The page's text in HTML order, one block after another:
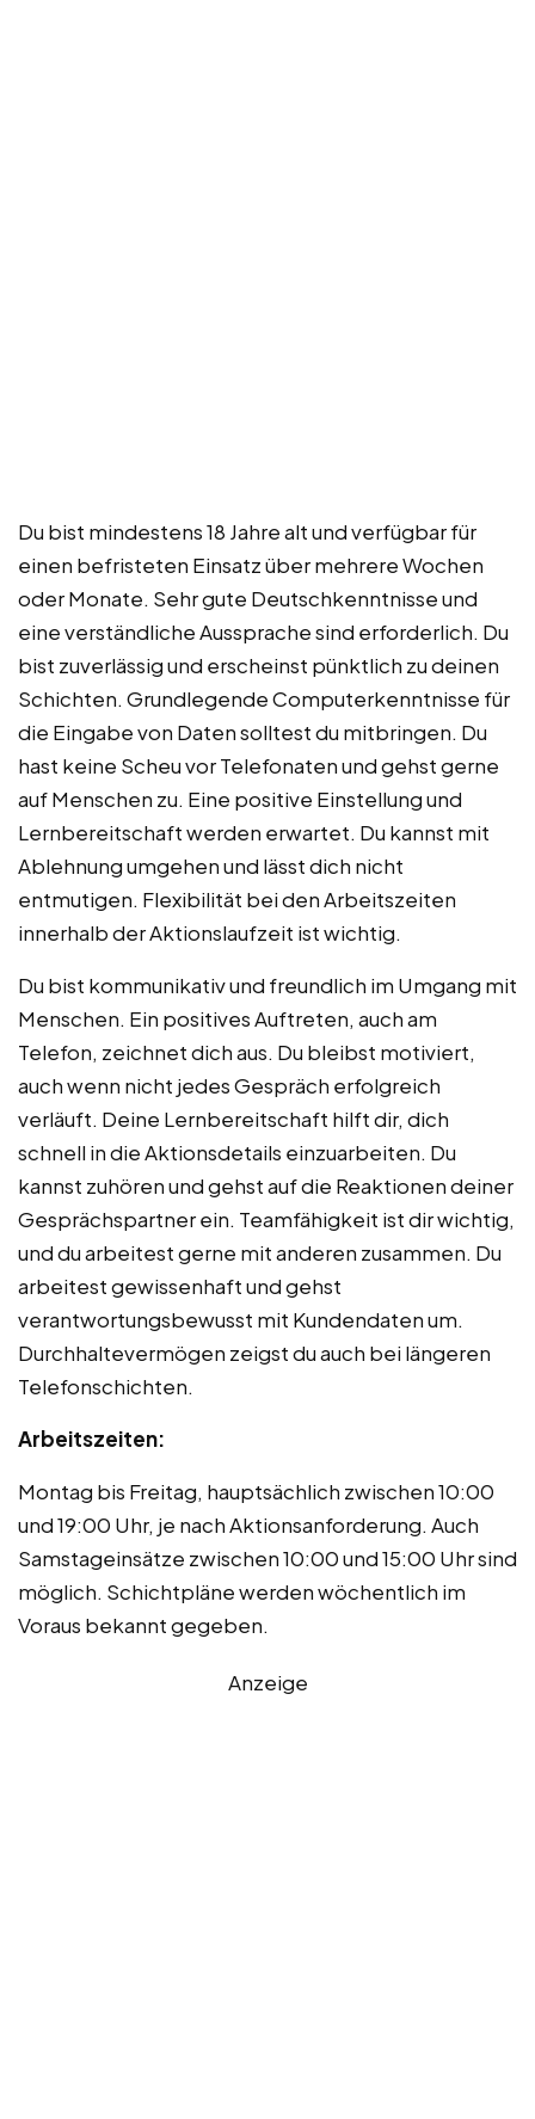
Du bist mindestens 18 Jahre alt und verfügbar für
einen befristeten Einsatz über mehrere Wochen
oder Monate. Sehr gute Deutschkenntnisse und
eine verständliche Aussprache sind erforderlich. Du
bist zuverlässig und erscheinst pünktlich zu deinen
Schichten. Grundlegende Computerkenntnisse für
die Eingabe von Daten solltest du mitbringen. Du
hast keine Scheu vor Telefonaten und gehst gerne
auf Menschen zu. Eine positive Einstellung und
Lernbereitschaft werden erwartet. Du kannst mit
Ablehnung umgehen und lässt dich nicht
entmutigen. Flexibilität bei den Arbeitszeiten
innerhalb der Aktionslaufzeit ist wichtig.
Du bist kommunikativ und freundlich im Umgang mit
Menschen. Ein positives Auftreten, auch am
Telefon, zeichnet dich aus. Du bleibst motiviert,
auch wenn nicht jedes Gespräch erfolgreich
verläuft. Deine Lernbereitschaft hilft dir, dich
schnell in die Aktionsdetails einzuarbeiten. Du
kannst zuhören und gehst auf die Reaktionen deiner
Gesprächspartner ein. Teamfähigkeit ist dir wichtig,
und du arbeitest gerne mit anderen zusammen. Du
arbeitest gewissenhaft und gehst
verantwortungsbewusst mit Kundendaten um.
Durchhaltevermögen zeigst du auch bei längeren
Telefonschichten.
Arbeitszeiten:
Montag bis Freitag, hauptsächlich zwischen 10:00
und 19:00 Uhr, je nach Aktionsanforderung. Auch
Samstageinsätze zwischen 10:00 und 15:00 Uhr sind
möglich. Schichtpläne werden wöchentlich im
Voraus bekannt gegeben.
Anzeige